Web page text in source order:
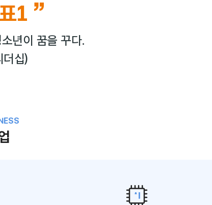
1
년이 꿈을 꾸다.
더십)